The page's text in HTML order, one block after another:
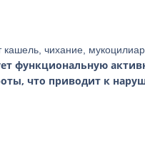
чихание,
функциональную
что приводит к